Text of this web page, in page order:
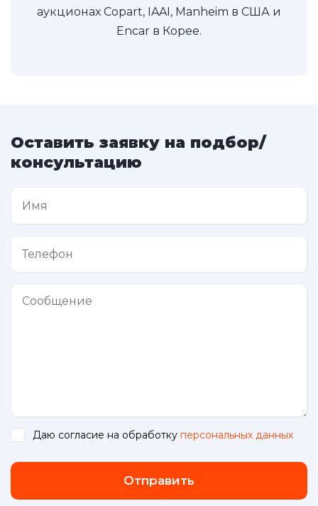
аукционах Copart, IAAI, Manheim в США и
Encar в Корее.
Оставить заявку на подбор/
консультацию
Даю согласие на обработку персональных данных
Отправить